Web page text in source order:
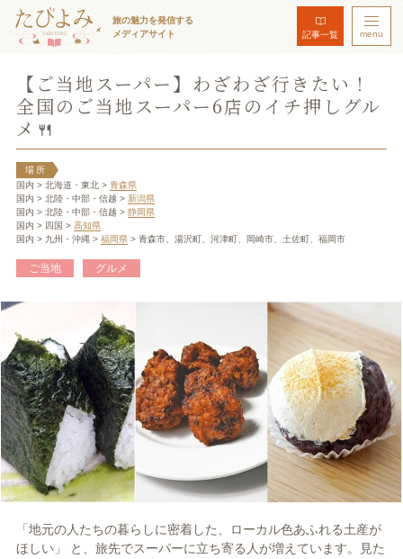
旅の魅力を発信する
メディアサイト
記事一覧 menu
【ご当地スーパー】わざわざ行きたい！
全国のご当地スーパー6店のイチ押しグル
メ🍴
場所
国内 > 北海道・東北 > 青森県
国内 > 北陸・中部・信越 > 新潟県
国内 > 北陸・中部・信越 > 静岡県
国内 > 四国 > 高知県
国内 > 九州・沖縄 > 福岡県 > 青森市、湯沢町、河津町、岡崎市、土佐町、福岡市
ご当地 グルメ
「地元の人たちの暮らしに密着した、ローカル色あふれる土産が
ほしい」 と、旅先でスーパーに立ち寄る人が増えています。見た